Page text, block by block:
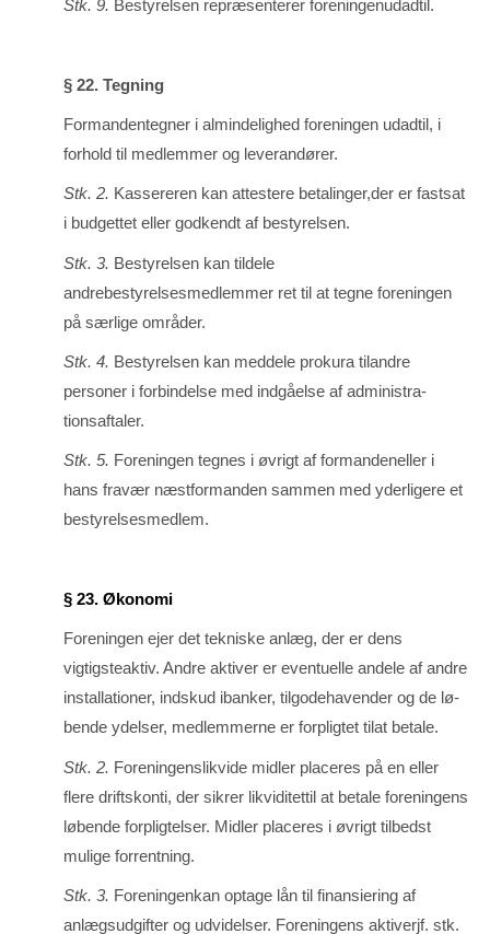
Stk. 9. Bestyrelsen repræsenterer foreningenudadtil.
§ 22. Tegning
Formandentegner i almindelighed foreningen udadtil, i
forhold til medlemmer og le­verandører.
Stk. 2. Kassereren kan attestere betalinger,der er fastsat
i budgettet eller godkendt af bestyrelsen.
Stk. 3. Bestyrelsen kan tildele
andrebestyrelsesmedlemmer ret til at tegne foreningen
på særlige om­råder.
Stk. 4. Bestyrelsen kan meddele prokura tilandre
personer i forbindelse med indgå­else af administra­
tionsaftaler.
Stk. 5. Foreningen tegnes i øvrigt af formandeneller i
hans fravær næstformanden sammen med yderligere et
bestyrelsesmedlem.
§ 23. Økonomi
Foreningen ejer det tekniske anlæg, der er dens
vigtigsteaktiv. Andre aktiver er eventuelle andele af andre
installationer, indskud ibanker, tilgodehavender og de lø­
bende ydelser, medlemmerne er forpligtet tilat betale.
Stk. 2. Foreningenslikvide midler placeres på en eller
flere driftskonti, der sikrer likvi­ditettil at be­tale foreningens
løbende forpligtelser. Midler placeres i øvrigt tilbedst
mulige forrentning.
Stk. 3. Foreningenkan optage lån til finansiering af
anlægsudgifter og udvidelser. For­eningens aktiverjf. stk.